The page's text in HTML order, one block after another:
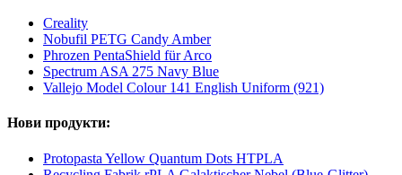
Creality
Nobufil PETG Candy Amber
Phrozen PentaShield für Arco
Spectrum ASA 275 Navy Blue
Vallejo Model Colour 141 English Uniform (921)
Нови продукти:
Protopasta Yellow Quantum Dots HTPLA